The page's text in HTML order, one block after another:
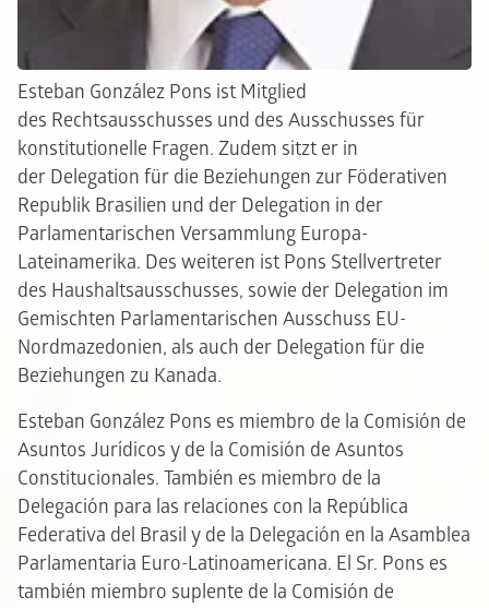
Esteban González Pons ist Mitglied
des Rechtsausschusses und des Ausschusses für
konstitutionelle Fragen. Zudem sitzt er in
der Delegation für die Beziehungen zur Föderativen
Republik Brasilien und der Delegation in der
Parlamentarischen Versammlung Europa-
Lateinamerika. Des weiteren ist Pons Stellvertreter
des Haushaltsausschusses, sowie der Delegation im
Gemischten Parlamentarischen Ausschuss EU-
Nordmazedonien, als auch der Delegation für die
Beziehungen zu Kanada.
Esteban González Pons es miembro de la Comisión de
Asuntos Jurídicos y de la Comisión de Asuntos
Constitucionales. También es miembro de la
Delegación para las relaciones con la República
Federativa del Brasil y de la Delegación en la Asamblea
Parlamentaria Euro-Latinoamericana. El Sr. Pons es
también miembro suplente de la Comisión de